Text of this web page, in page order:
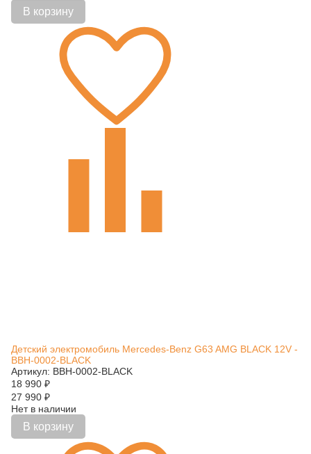
В корзину
Детский электромобиль Mercedes-Benz G63 AMG BLACK 12V -
BBH-0002-BLACK
Артикул: BBH-0002-BLACK
18 990 ₽
27 990 ₽
Нет в наличии
В корзину